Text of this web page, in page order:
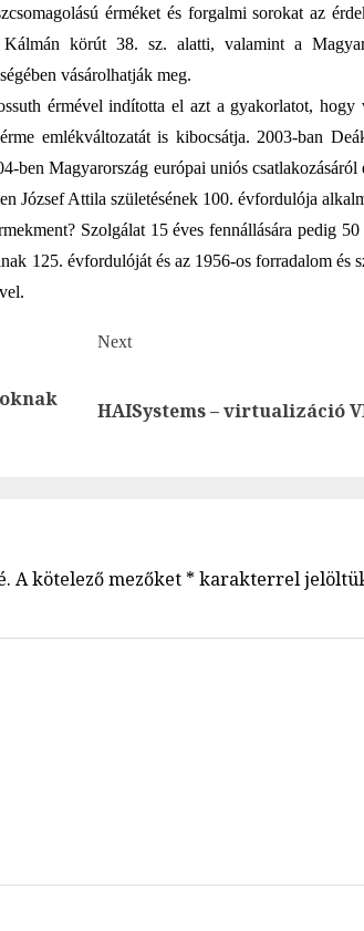
érméket és forgalmi sorokat az
körút 38. sz. alatti, valamint a
vásárolhatják meg.
érmével indította el azt a gyakorlatot, hogy
emlékváltozatát is kibocsátja. 2003-ban
ben Magyarország európai uniós csatlakozásáról
József Attila születésének 100. évfordulója
Szolgálat 15 éves fennállására pedig
125. évfordulóját és az 1956-os forradalom és
Previous
Next
Next
HAISystems – virtualizáció
A kötelező mezőket * karakterrel